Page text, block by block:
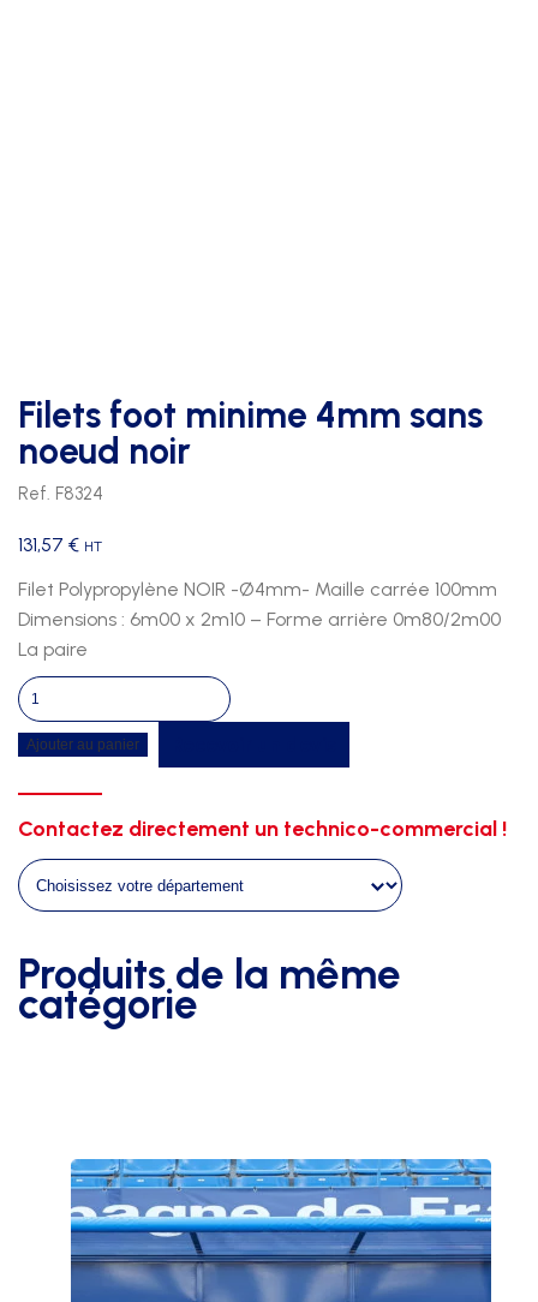
Filets foot minime 4mm sans
noeud noir
Ref. F8324
131,57 € HT
Filet Polypropylène NOIR -Ø4mm- Maille carrée 100mm
Dimensions : 6m00 x 2m10 – Forme arrière 0m80/2m00
La paire
quantité
de
Filets
4mm
sans
noeud
Ajouter au panier
Contactez directement un technico-commercial !
Produits de la même
catégorie